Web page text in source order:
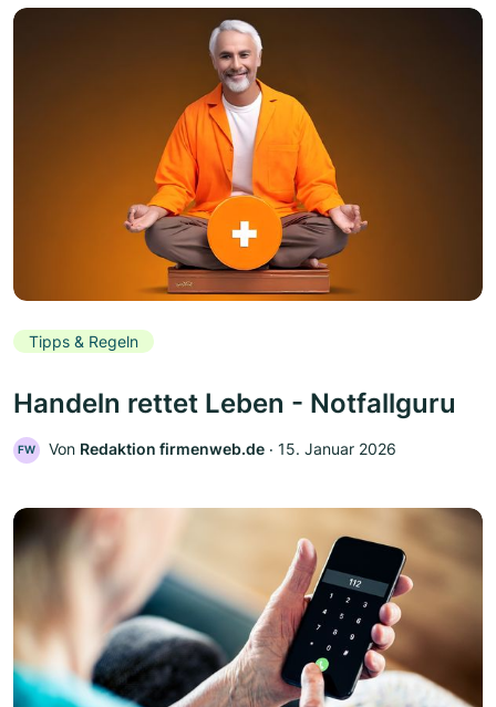
Tipps & Regeln
Handeln rettet Leben - Notfallguru
FW Von Redaktion firmenweb.de ‧ 15. Januar 2026